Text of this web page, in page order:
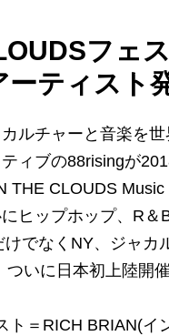
フェ
ーティスト
ルチャーと音楽を
ィブの88risingが
THE CLOUDS
ヒップホップ、R
でなくNY、ジャ
ついに日本初上陸開
ト＝RICH BRIAN(イ